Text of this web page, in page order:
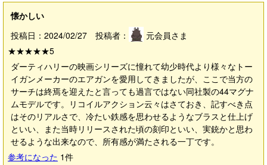
懐かしい
投稿日：2024/02/27 投稿者：
元会員さま
★★★★★5
ダーティハリーの映画シリーズに憧れて幼少時代より様々なトー
イガンメーカーのエアガンを愛用してきましたが、ここで当方の
サーチは終焉を迎えたと言っても過言ではない同社製の44マグナ
ムモデルです。リコイルアクション云々はさておき、記すべき点
はそのリアルさで、冷たい鉄感を思わせるようなブラスと仕上げ
といい、また当時リリースされた頃の刻印といい、実銃かと思わ
せるような出来なので、所有感が満たされる一丁です。
参考になった 1件